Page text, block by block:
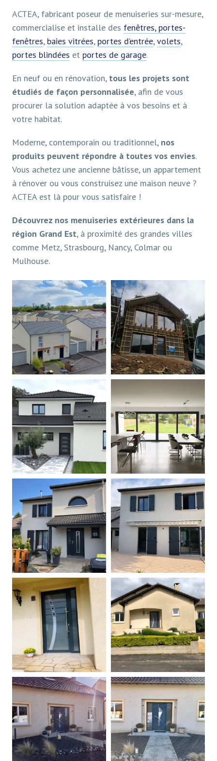
ACTEA, fabricant poseur de menuiseries sur-mesure,
commercialise et installe des fenêtres, portes-
fenêtres, baies vitrées, portes d’entrée,volets,
portes blindées et portes de garage.
En neuf ou en rénovation, tous les projets sont
étudiés de façon personnalisée, afin de vous
procurer la solution adaptée à vos besoins et à
votre habitat.
Moderne, contemporain ou traditionnel, nos
produits peuvent répondre à toutes vos envies.
Vous achetez une ancienne bâtisse, un appartement
à rénover ou vous construisez une maison neuve ?
ACTEA est là pour vous satisfaire !
Découvrez nos menuiseries extérieures dans la
région Grand Est, à proximité des grandes villes
comme Metz, Strasbourg, Nancy, Colmar ou
Mulhouse.